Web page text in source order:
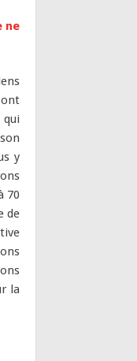
ne
ont
qui
y
70
de
la